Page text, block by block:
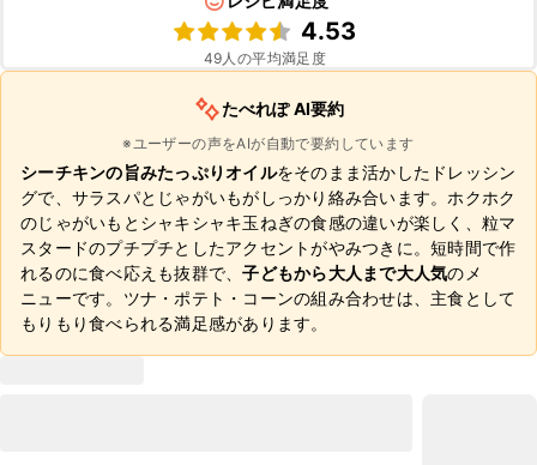
4.53
49人の平均満足度
たべれぽ AI要約
※ユーザーの声をAIが自動で要約しています
シーチキンの旨みたっぷりオイルをそのまま活かしたドレッシン
グで、サラスパとじゃがいもがしっかり絡み合います。ホクホク
のじゃがいもとシャキシャキ玉ねぎの食感の違いが楽しく、粒マ
スタードのプチプチとしたアクセントがやみつきに。短時間で作
れるのに食べ応えも抜群で、子どもから大人まで大人気のメ
ニューです。ツナ・ポテト・コーンの組み合わせは、主食として
もりもり食べられる満足感があります。